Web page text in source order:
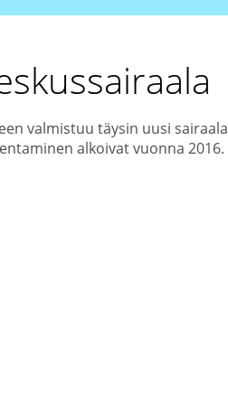
valmistuu täysin uusi sairaala
alkoivat vuonna 2016.